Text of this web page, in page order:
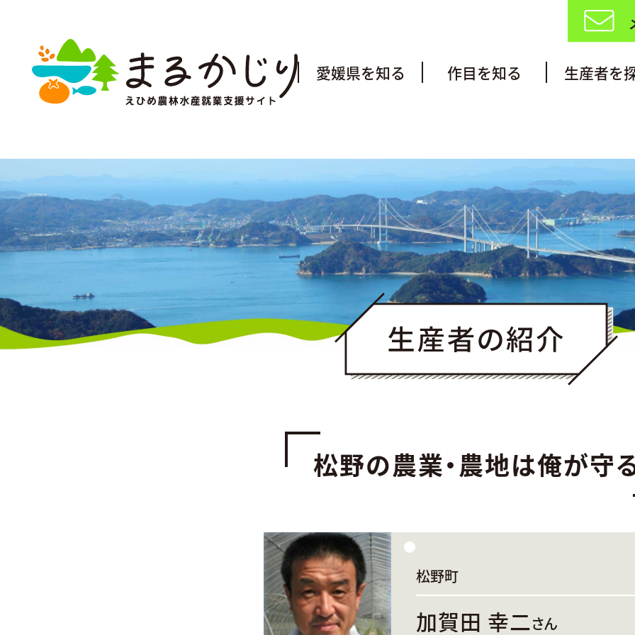
愛媛県を知る 作目を知る 生産者を
松野の農業・農地は俺が守
松野町
加賀田 幸二さん